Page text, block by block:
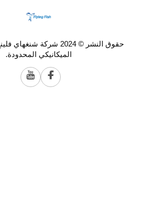
حقوق النشر © 2024 شركة شنغهاي فلينغ فيش للتصنيع
الميكانيكي المحدودة.